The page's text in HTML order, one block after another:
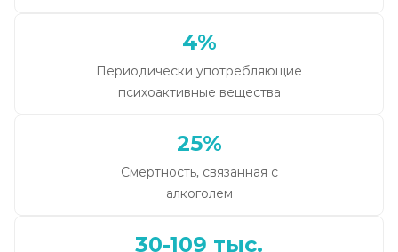
4%
Периодически употребляющие
психоактивные вещества
25%
Смертность, связанная с
алкоголем
30-109 тыс.